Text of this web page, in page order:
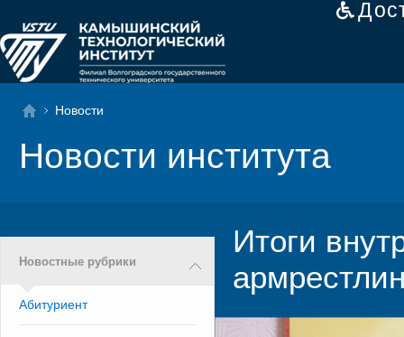
Новости
Новости института
Новостные рубрики
Абитуриент
Итоги